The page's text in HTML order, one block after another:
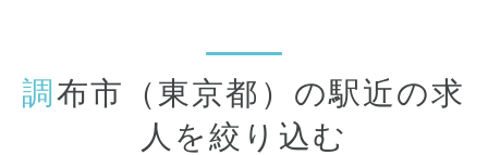
調布市（東京都）の駅近の求
人を絞り込む